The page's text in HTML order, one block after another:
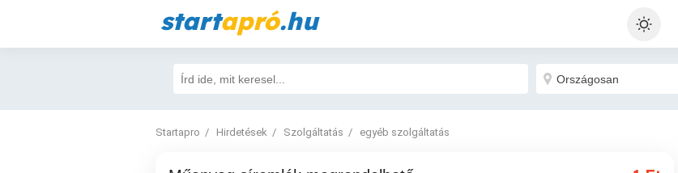
startapró.hu
Startapro Hirdetések Szolgáltatás egyéb szolgáltatás